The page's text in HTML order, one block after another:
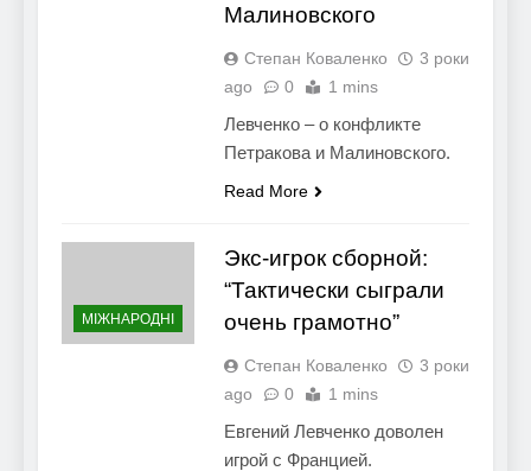
Малиновского
Степан Коваленко
3 роки
ago
0 1 mins
Левченко – о конфликте
Петракова и Малиновского.
Read More
МІЖНАРОДНІ
Экс-игрок сборной:
“Тактически сыграли
очень грамотно”
Степан Коваленко
3 роки
ago
0 1 mins
Евгений Левченко доволен
игрой с Францией.